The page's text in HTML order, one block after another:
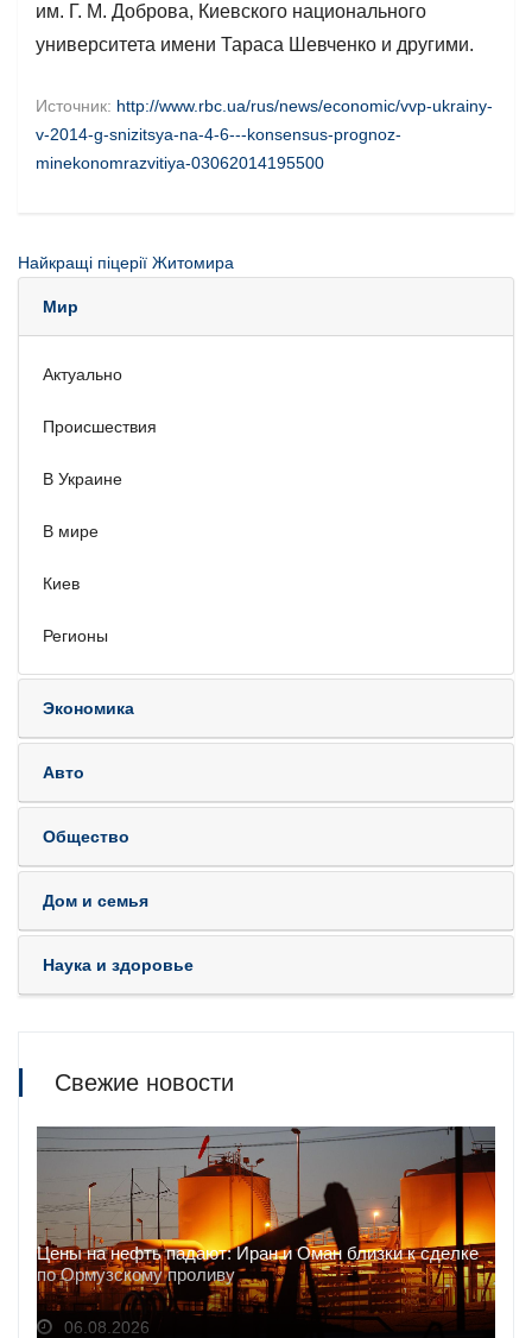
им. Г. М. Доброва, Киевского национального
университета имени Тараса Шевченко и другими.
Источник: http://www.rbc.ua/rus/news/economic/vvp-ukrainy-
v-2014-g-snizitsya-na-4-6---konsensus-prognoz-
minekonomrazvitiya-03062014195500
Найкращі піцерії Житомира
Мир
Актуально
Происшествия
В Украине
В мире
Киев
Регионы
Экономика
Авто
Общество
Дом и семья
Наука и здоровье
Свежие новости
Цены на нефть падают: Иран и Оман близки к сделке
по Ормузскому проливу
06.08.2026